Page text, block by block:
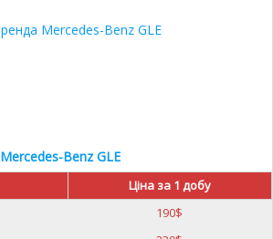
Mercedes-Benz GLE
Ціна за 1 добу
190$